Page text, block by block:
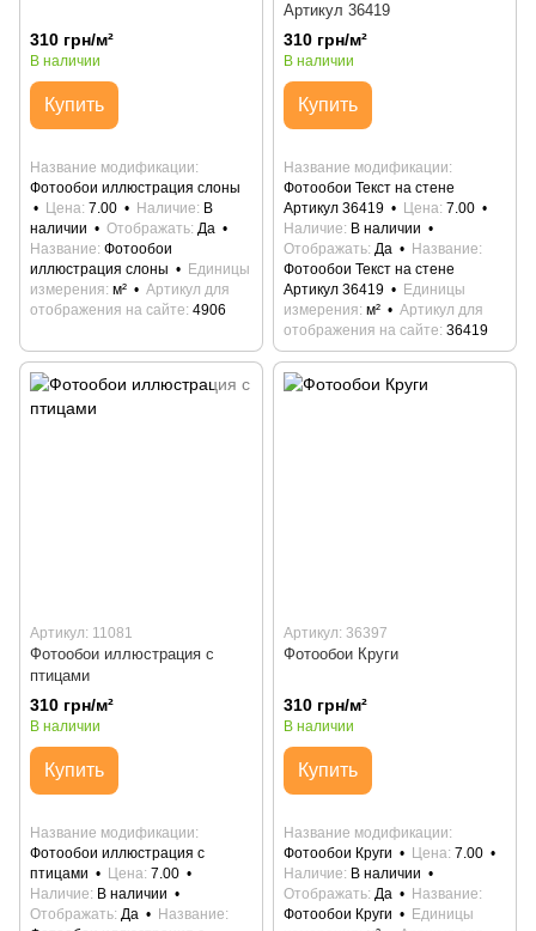
310 грн/м²
В наличии
Купить
Название модификации
Фотообои иллюстрация слоны
Цена 7.00 Наличие
В
наличии
Отображать Да
Название Фотообои
иллюстрация слоны
Единицы
измерения м²
Артикул для
отображения на сайте 4906
Артикул 36419
310 грн/м²
В наличии
Купить
Название модификации
Фотообои Текст на стене
Артикул 36419
Цена 7.00
Наличие
В наличии
Отображать Да
Название
Фотообои Текст на стене
Артикул 36419
Единицы
измерения м²
Артикул для
отображения на сайте 36419
Артикул: 11081
Фотообои иллюстрация с
птицами
310 грн/м²
В наличии
Купить
Название модификации
Фотообои иллюстрация с
птицами
Цена 7.00
Наличие
В наличии
Отображать Да
Название
Артикул: 36397
Фотообои Круги
310 грн/м²
В наличии
Купить
Название модификации
Фотообои Круги
Цена 7.00
Наличие
В наличии
Отображать Да
Название
Фотообои Круги
Единицы